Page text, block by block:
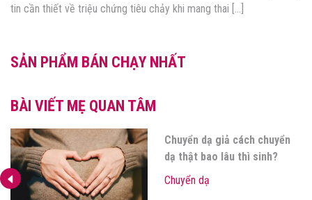
bình thường của sản phụ khi sắp sinh. Nó bắt đầu […]
SẢN PHẨM BÁN CHẠY NHẤT
BÀI VIẾT MẸ QUAN TÂM
TOP 6 thông tin mẹ nên biết
về các cơn đau chuyển dạ giả
Chuyển dạ